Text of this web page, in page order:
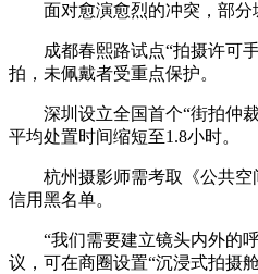
面对愈演愈烈的冲突，部
成都春熙路试点“拍摄许可
拍，未佩戴者受重点保护。
深圳设立全国首个“街拍仲
平均处置时间缩短至1.8小时。
杭州摄影师需考取《公共
信用黑名单。
“我们需要建立镜头内外的
议，可在商圈设置“沉浸式拍摄